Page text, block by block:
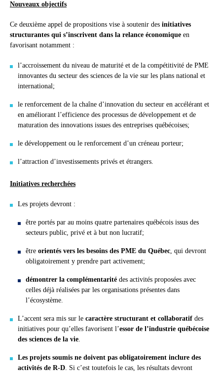
Nouveaux objectifs
Ce deuxième appel de propositions vise à soutenir des initiatives
structurantes qui s’inscrivent dans la relance économique en
favorisant notamment :
l’accroissement du niveau de maturité et de la compétitivité de PME
innovantes du secteur des sciences de la vie sur les plans national et
international;
le renforcement de la chaîne d’innovation du secteur en accélérant et
en améliorant l’efficience des processus de développement et de
maturation des innovations issues des entreprises québécoises;
le développement ou le renforcement d’un créneau porteur;
l’attraction d’investissements privés et étrangers.
Initiatives recherchées
Les projets devront :
être portés par au moins quatre partenaires québécois issus des
secteurs public, privé et à but non lucratif;
être orientés vers les besoins des PME du Québec, qui devront
obligatoirement y prendre part activement;
démontrer la complémentarité des activités proposées avec
celles déjà réalisées par les organisations présentes dans
l’écosystème.
L’accent sera mis sur le caractère structurant et collaboratif des
initiatives pour qu’elles favorisent l’essor de l’industrie québécoise
des sciences de la vie.
Les projets soumis ne doivent pas obligatoirement inclure des
activités de R-D. Si c’est toutefois le cas, les résultats devront